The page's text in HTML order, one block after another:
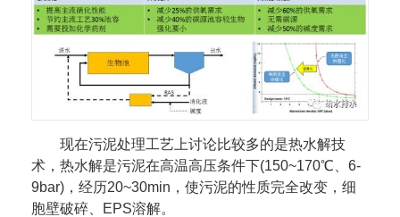
现在污泥处理工艺上讨论比较多的是热水解技
术，热水解是污泥在高温高压条件下(150~170℃、6-
9bar)，经历20~30min，使污泥的性质完全改变，细
胞壁破碎、EPS溶解。